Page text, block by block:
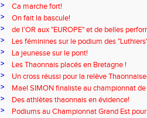
>
Ca marche fort!
>
On fait la bascule!
>
de l'OR aux "EUROPE" et de belles
thaonnais!
>
Les féminines sur le podium des
>
La jeunesse sur le pont!
>
Les Thaonnais placés en Bretagne !
>
Un cross réussi pour la relève
>
Mael SIMON finaliste au championnat
>
Des athlètes thaonnais en évidence!
> Podiums au Championnat Grand Est